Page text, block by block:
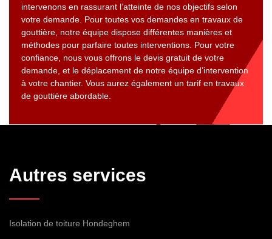
intervenons en rassurant l’atteinte de nos objectifs selon
votre demande. Pour toutes vos demandes en travaux de
gouttière, notre équipe dispose différentes manières et
méthodes pour parfaire toutes interventions. Pour votre
confiance, nous vous offrons le devis gratuit de votre
demande, et le déplacement de notre équipe d’intervention
à votre chantier. Vous aurez également un tarif en travaux
de gouttière abordable.
Autres services
Isolation de toiture Hondeghem